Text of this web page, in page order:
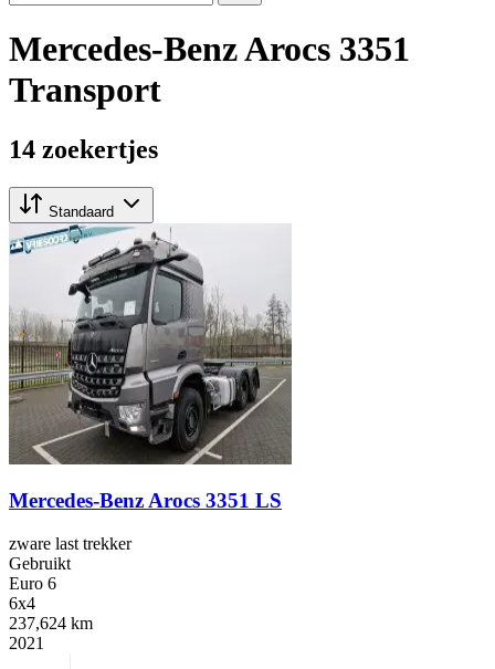
Mercedes-Benz Arocs 3351
Transport
14 zoekertjes
Standaard
Mercedes-Benz Arocs 3351 LS
zware last trekker
Gebruikt
Euro 6
6x4
237,624 km
2021